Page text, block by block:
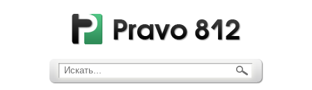
Искать...